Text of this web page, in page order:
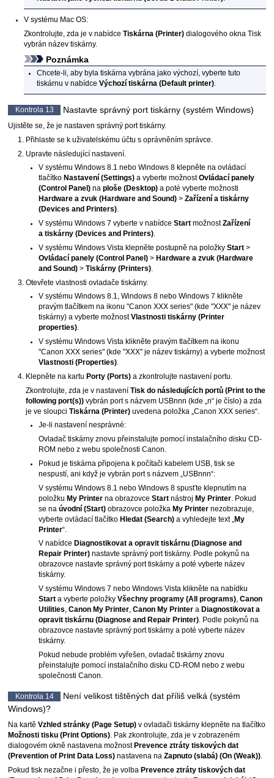
V systému Mac OS:
Zkontrolujte, zda je v nabídceTiskárna (Printer) dialogového okna Tisk
vybrán názevtiskárny.
Poznámka
Chcete-li, aby bylatiskárna vybrána jako výchozí, vyberte tuto
tiskárnu v nabídceVýchozí tiskárna (Default printer)
Kontrola 13 Nastavte správný porttiskárny (systémWindows)
Ujistěte se, že je nastaven správný porttiskárny.
Přihlaste se k uživatelskému účtu s oprávněním správce.
Upravte následující nastavení.
V systému Windows 8.1 nebo Windows 8klepněte na ovládací
tlačítko Nastavení (Settings)a vyberte možnostOvládací panely
(Control Panel)na ploše (Desktop)a poté vyberte možnosti
Hardware a zvuk (Hardware and Sound)> Zařízení a tiskárny
(Devices and Printers).
V systému Windows 7 vyberte v nabídce StartmožnostZařízení
a tiskárny (Devices and Printers).
V systému Windows Vista klepněte postupně na položky Start>
Ovládací panely (Control Panel)> Hardware a zvuk (Hardware
and Sound)> Tiskárny (Printers).
Otevřete vlastnosti ovladače tiskárny.
V systému Windows 8.1 Windows 8nebo Windows 7 klikněte
pravým tlačítkem na ikonu "Canon XXX series" (kde "XXX" je název
tiskárny) a vyberte možnostVlastnosti tiskárny (Printer
properties).
V systému Windows Vista klikněte pravým tlačítkem na ikonu
"Canon XXX series" (kde "XXX" je název tiskárny) a vyberte možnost
Vlastnosti (Properties).
Klepněte na kartu Porty (Ports) a zkontrolujte nastavení portu.
Zkontrolujte, zda je v nastaveníTisk do následujících portů (Print to the
following port(s)) vybrán port s názvem USBnnn (kde „n“ je číslo) a zda
je ve sloupciTiskárna (Printer) uvedena položka „Canon XXX series“.
Je-li nastavení nesprávné:
Ovladač tiskárny znovu přeinstalujte pomocí instalačního disku CD-
ROM nebo z webu společnosti Canon
Pokud je tiskárna připojena k počítači kabelem USB, tisk se
nespustí, ani když je vybrán port s názvem „USBnnn“:
V systému Windows 8.1 nebo Windows 8spusťte klepnutím na
položku My Printerna obrazovce Startnástroj My Printer.
Pokud
se na úvodní (Start)obrazovce položka My Printernezobrazuje,
vyberte ovládací tlačítko Hledat (Search)a vyhledejte text „
My
Printer“.
V nabídce Diagnostikovat a opravit tiskárnu (Diagnose and
Repair Printer)nastavte správný porttiskárny. Podle pokynů na
obrazovce nastavte správný porttiskárnya poté vyberte název
tiskárny.
V systému Windows 7 nebo Windows Vista klikněte na nabídku
Starta vyberte položky Všechny programy (All programs), Canon
Utilities Canon My Printer, Canon My Printera Diagnostikovat a
opravit tiskárnu (Diagnose and Repair Printer).
Podle pokynů na
obrazovce nastavte správný porttiskárnya poté vyberte název
tiskárny.
Pokud nebude problém vyřešen, ovladač tiskárny znovu
přeinstalujte pomocí instalačního disku CD-ROM nebo z webu
společnosti Canon
Kontrola 14
Není velikost tištěných dat příliš velká (systém
Windows)?
Na kartěVzhled stránky (Page Setup) v ovladači tiskárny klepněte na tlačítko
Možnosti tisku (Print Options)
Pak zkontrolujte, zda je v zobrazeném
dialogovém okně nastavena možnost Prevence ztráty tiskových dat
(Prevention of Print Data Loss) nastavena naZapnuto (slabá) (On (Weak))
Pokud tisk nezačne i přesto, že je volba Prevence ztráty tiskových dat